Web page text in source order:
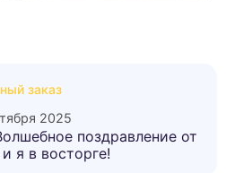
заказ
2025
поздравление от
я в восторге!